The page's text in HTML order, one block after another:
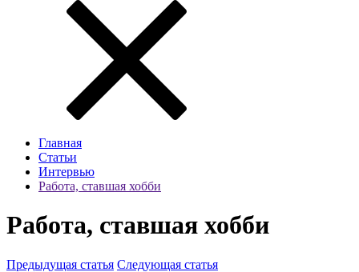
Главная
Статьи
Интервью
Работа, ставшая хобби
Работа, ставшая хобби
Предыдущая статья Следующая статья